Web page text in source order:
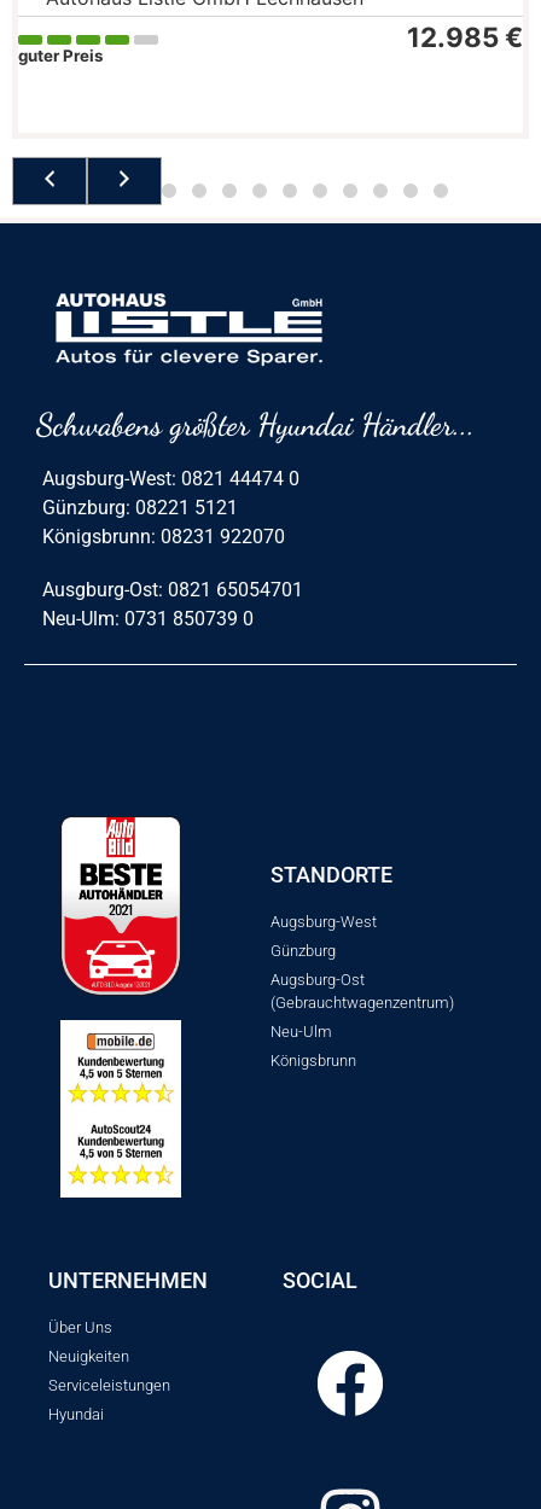
12.985 €
guter Preis
Schwabens größter Hyundai Händler...
Augsburg-West: 0821 44474 0
Günzburg: 08221 5121
Königsbrunn: 08231 922070
Ausgburg-Ost: 0821 65054701
Neu-Ulm: 0731 850739 0
STANDORTE
Augsburg-West
Günzburg
Augsburg-Ost
(Gebrauchtwagenzentrum)
Neu-Ulm
Königsbrunn
UNTERNEHMEN
Über Uns
Neuigkeiten
Serviceleistungen
Hyundai
SOCIAL